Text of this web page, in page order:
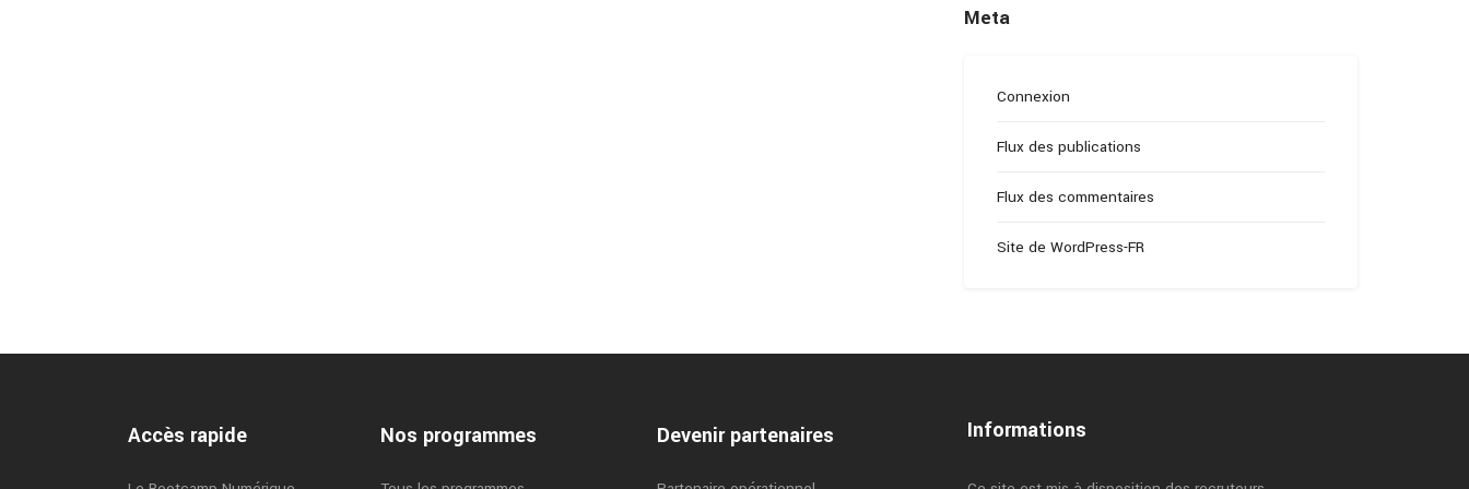
Meta
Connexion
Flux des publications
Flux des commentaires
Site de WordPress-FR
Accès rapide Nos programmes Devenir partenaires Informations